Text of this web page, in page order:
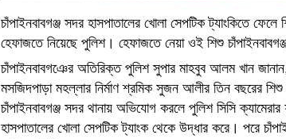
চাঁপাইনবাবগঞ্জ সদর হাসপাতালের খোলা সেপটিক ট্যাংকিতে
হেফাজতে নিয়েছে পুলিশ। হেফাজতে নেয়া ওই শিশু
চাঁপাইনবাবগঞের অতিরিক্ত পুলিশ সুপার মাহবুব আলম খান
মসজিদপাড়া মহল্লার নির্মাণ শ্রমিক সুজন আলীর তিন বছরের
চাঁপাইনবাবগঞ্জ সদর থানায় অভিযোগ করলে পুলিশ সিসি
হাসপাতালের খোলা সেপটিক ট্যাংক থেকে উদ্ধার করে। পরে